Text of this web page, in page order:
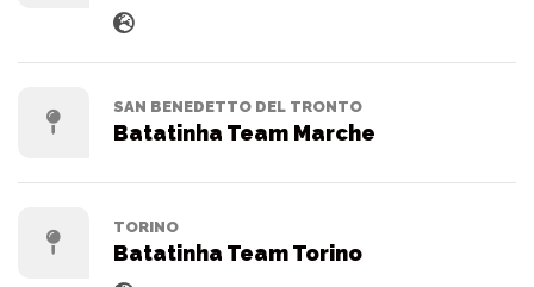
SAN BENEDETTO DEL TRONTO
Batatinha Team Marche
TORINO
Batatinha Team Torino